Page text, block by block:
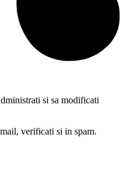
si sa modificati
verificati si in spam.